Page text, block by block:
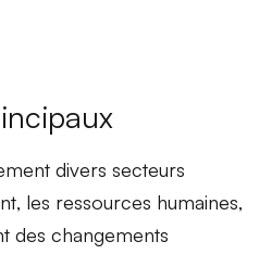
divers secteurs
, les ressources humaines,
des changements